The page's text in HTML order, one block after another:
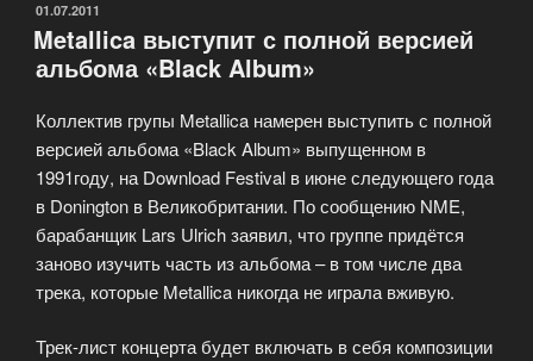
октябре»
ОПУБЛИКОВАНО
01.07.2011
Metallica выступит с полной версией
альбома «Black Album»
Коллектив групы Metallica намерен выступить с полной
версией альбома «Black Album» выпущенном в
1991году, на Download Festival в июне следующего года
в Donington в Великобритании. По сообщению NME,
барабанщик Lars Ulrich заявил, что группе придётся
заново изучить часть из альбома – в том числе два
трека, которые Metallica никогда не играла вживую.
Трек-лист концерта будет включать в себя композиции